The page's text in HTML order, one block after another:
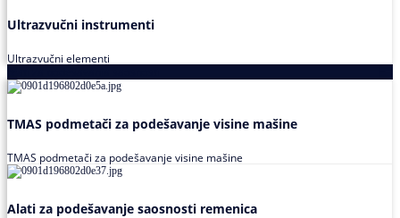
Ultrazvučni instrumenti
Ultrazvučni elementi
TMAS podmetači za podešavanje visine mašine
TMAS podmetači za podešavanje visine mašine
Alati za podešavanje saosnosti remenica